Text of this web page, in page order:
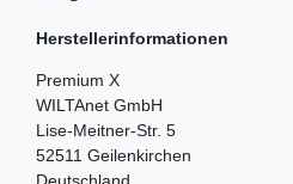
Herstellerinformationen
Premium X
WILTAnet GmbH
Lise-Meitner-Str. 5
52511 Geilenkirchen